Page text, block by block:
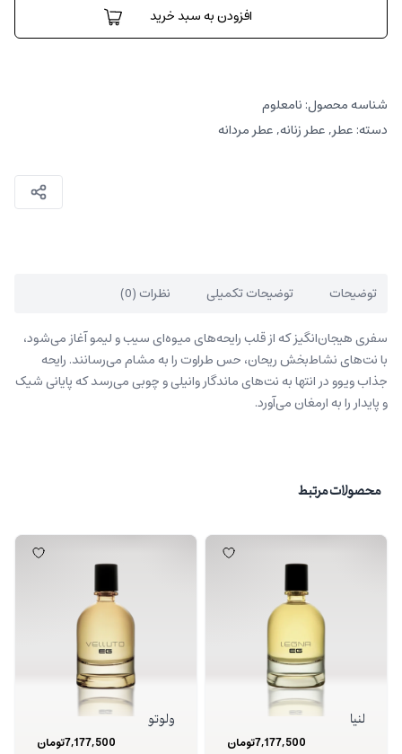
افزودن به سبد خرید
شناسه محصول: نامعلوم
دسته: عطر,عطر زنانه,عطر مردانه
توضیحات توضیحات تکمیلی نظرات (0)
سفری هیجان‌انگیز که از قلب رایحه‌های میوه‌ای سیب و لیمو آغاز می‌شود،
با نت‌های نشاط‌بخش ریحان، حس طراوت را به مشام می‌رسانند. رایحه
جذابویوو در انتها به نت‌های ماندگار وانیلی و چوبی می‌رسد که پایانی شیک
و پایدار را به ارمغان می‌آورد.
محصولات مرتبط
لنیا
7,177,500تومان
ولوتو
7,177,500تومان